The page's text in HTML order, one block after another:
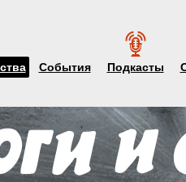
События Подкасты